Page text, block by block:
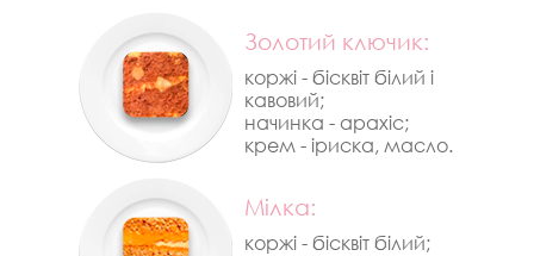
Золотий ключик:
коржі - бісквіт білий і
кавовий;
начинка - арахіс;
крем - іриска, масло.
Мілка:
коржі - бісквіт білий;